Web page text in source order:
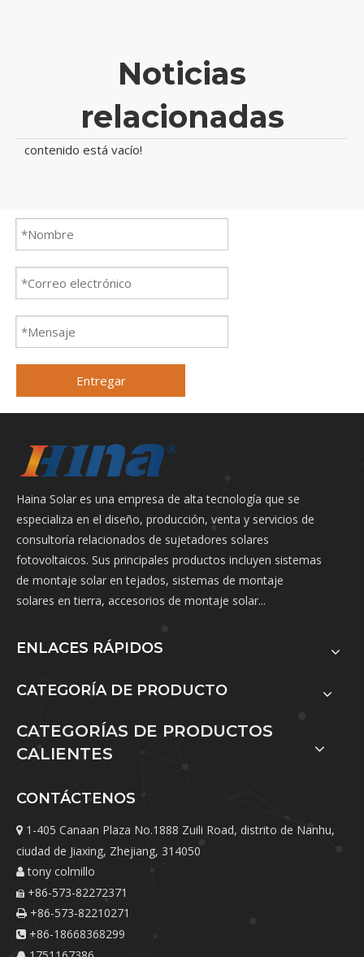
Noticias
relacionadas
contenido está vacío!
Entregar
Haina Solar es una empresa de alta tecnología que se
especializa en el diseño, producción, venta y servicios de
consultoría relacionados de sujetadores solares
fotovoltaicos. Sus principales productos incluyen sistemas
de montaje solar en tejados, sistemas de montaje
solares en tierra, accesorios de montaje solar...
ENLACES RÁPIDOS
CATEGORÍA DE PRODUCTO
CATEGORÍAS DE PRODUCTOS
CALIENTES
CONTÁCTENOS
 1-405 Canaan Plaza No.1888 Zuili Road, distrito de Nanhu,
ciudad de Jiaxing, Zhejiang, 314050
 tony colmillo
 +86-573-82272371
 +86-573-82210271
 +86-18668368299